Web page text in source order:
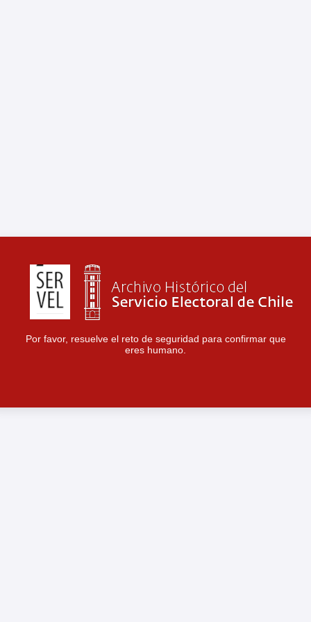
Por favor, resuelve el reto de seguridad para confirmar que
eres humano.